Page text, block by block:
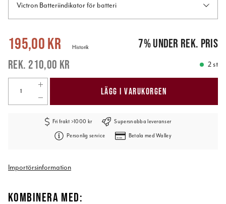
Victron Batteriindikator för batteri
Nuvarande pris:195,00 kr 210,00 kr
195,00 kr
210,00 kr
Historik 7%under rek. pris
2 st
LÄGG I VARUKORGEN
Fri frakt >1000 kr Supersnabba leveranser
Personlig service Betala med Walley
Importörsinformation
KOMBINERA MED: